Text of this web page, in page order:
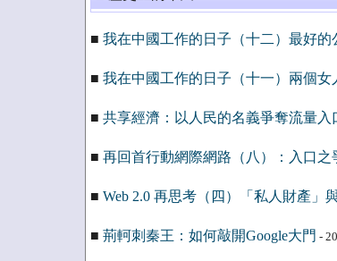
■ 我在中國工作的日子（十二）最好的
■ 我在中國工作的日子（十一）兩個女
■ 共享經濟：以人民的名義爭奪流量入
■ 再回首行動網際網路（八）：入口之
■ Web 2.0 再思考（四）「私人財產」
■ 荊軻刺秦王：如何敲開Google大門 -